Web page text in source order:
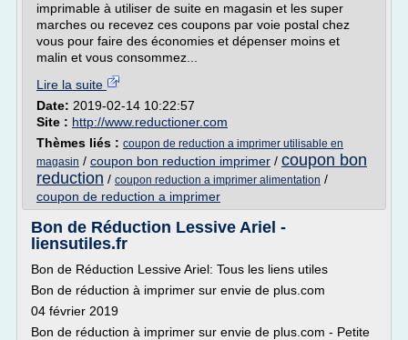
imprimable à utiliser de suite en magasin et les super
marches ou recevez ces coupons par voie postal chez
vous pour faire des économies et dépenser moins et
malin et vous consommez...
Lire la suite
Date: 2019-02-14 10:22:57
Site : http://www.reductioner.com
Thèmes liés : coupon de reduction a imprimer utilisable en
magasin / coupon bon reduction imprimer / coupon bon
reduction / coupon reduction a imprimer alimentation /
coupon de reduction a imprimer
Bon de Réduction Lessive Ariel -
liensutiles.fr
Bon de Réduction Lessive Ariel: Tous les liens utiles
Bon de réduction à imprimer sur envie de plus.com
04 février 2019
Bon de réduction à imprimer sur envie de plus.com - Petite